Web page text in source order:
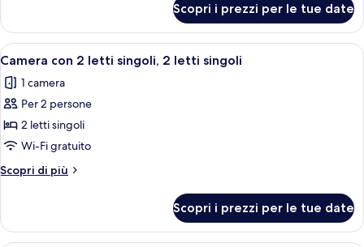
queen
doppia,
letto
Scopri i prezzi per le tue date
Apri
tutte
le
foto
per
Camera
con
2
singoli,
Una stanza con due letti, un
3
Camera con 2 letti singoli, 2 letti singoli
1 camera
Per 2 persone
2 letti singoli
Wi-Fi gratuito
Scopri di più
Altri
con
Scopri i prezzi per le tue date